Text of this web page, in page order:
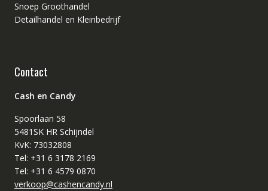
Snoep Groothandel
Detailhandel en Kleinbedrijf
Contact
Cash en Candy
Spoorlaan 58
5481SK HR Schijndel
KvK: 73032808
Tel: +31 6 3178 2169
Tel: +31 6 4579 0870
verkoop@cashencandy.nl